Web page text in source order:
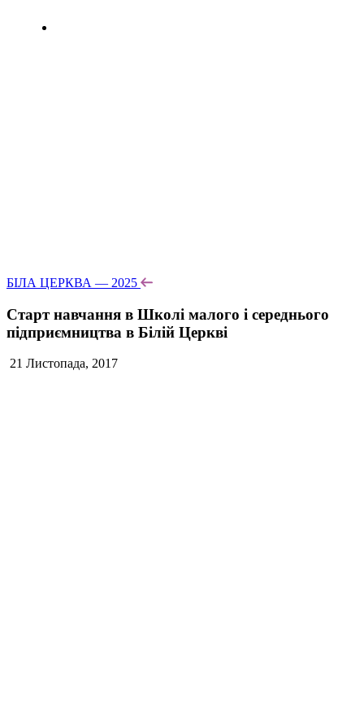
БІЛА ЦЕРКВА — 2025
Cтарт навчання в Школі малого і середнього
підприємництва в Білій Церкві
21 Листопада, 2017